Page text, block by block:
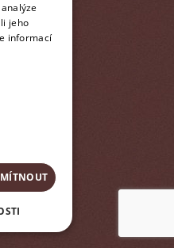
jeho
informací